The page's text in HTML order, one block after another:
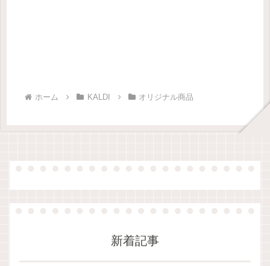
ホーム KALDI オリジナル商品
新着記事